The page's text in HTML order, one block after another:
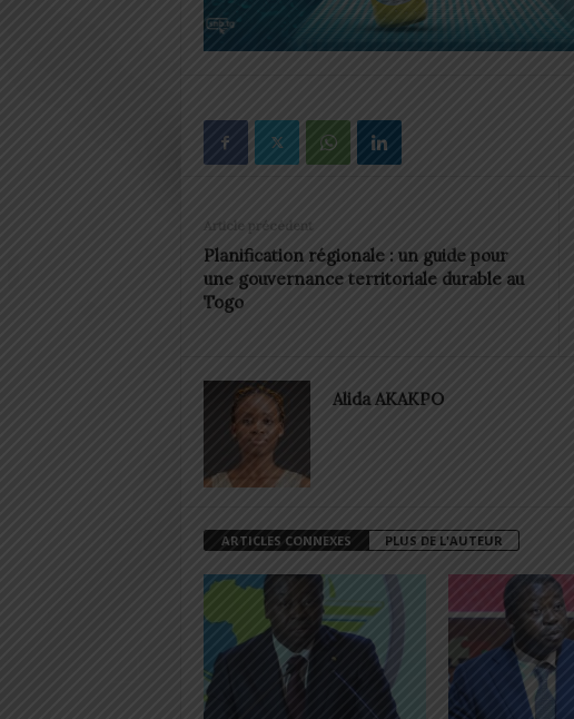
Article précédent
Planification régionale : un guide pour
une gouvernance territoriale durable au
Togo
Alida AKAKPO
ARTICLES CONNEXES PLUS DE L'AUTEUR